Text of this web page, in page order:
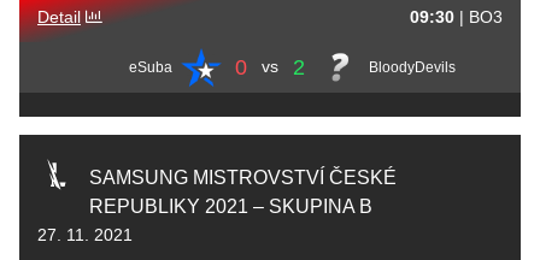
Detail
eSuba 0 vs 2 BloodyDevils
09:30 | BO3
SAMSUNG MISTROVSTVÍ ČESKÉ
REPUBLIKY 2021 – SKUPINA B
27. 11. 2021